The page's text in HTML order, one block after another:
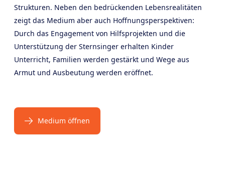
Strukturen. Neben den bedrückenden Lebensrealitäten
zeigt das Medium aber auch Hoffnungsperspektiven:
Durch das Engagement von Hilfsprojekten und die
Unterstützung der Sternsinger erhalten Kinder
Unterricht, Familien werden gestärkt und Wege aus
Armut und Ausbeutung werden eröffnet.
Medium öffnen